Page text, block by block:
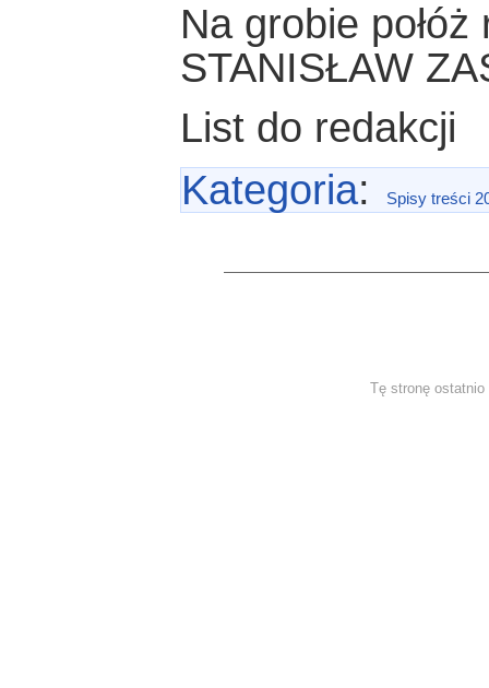
Na grobie połóż
STANISŁAW
List do redakcji
Kategoria: Spisy treści
Tę stronę